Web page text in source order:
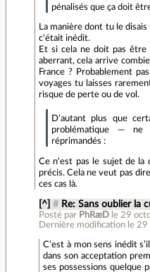
pénalisés que ça doit
La manière dont tu le
c'était inédit.
Et si cela ne doit pas être
aberrant, cela arrive
France ? Probablement
voyages tu laisses
risque de perte ou de vol.
D’autant plus que
problématique —
réprimandés :
Ce n'est pas le sujet de la
précis. Cela ne veut pas
ces cas là.
[^] # Re: Sans oublier la
Posté par PhRæD le 29
Dernière modification le
C’est à mon sens inédit
dans son acceptation
ses possessions quelque